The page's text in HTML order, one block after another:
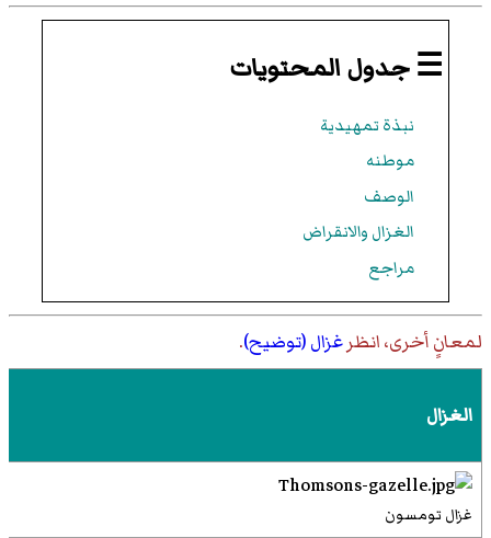
☰ جدول المحتويات
نبذة تمهيدية
موطنه
الوصف
الغزال والانقراض
مراجع
لمعانٍ أخرى، انظرغزال (توضيح).
الغزال
غزال تومسون